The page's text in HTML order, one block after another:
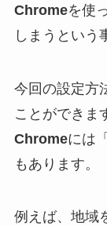
Chromeを使
しまうという
今回の設定方
ことができま
Chromeには
もあります。
例えば、地域